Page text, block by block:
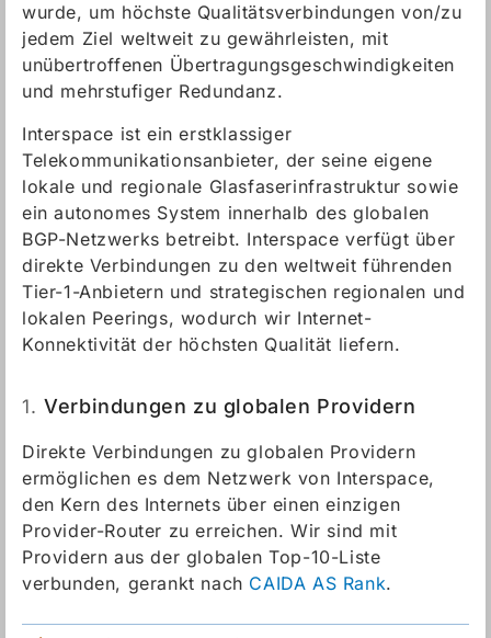
wurde, um höchste Qualitätsverbindungen von/zu
jedem Ziel weltweit zu gewährleisten, mit
unübertroffenen Übertragungsgeschwindigkeiten
und mehrstufiger Redundanz.
Interspace ist ein erstklassiger
Telekommunikationsanbieter, der seine eigene
lokale und regionale Glasfaserinfrastruktur sowie
ein autonomes System innerhalb des globalen
BGP-Netzwerks betreibt. Interspace verfügt über
direkte Verbindungen zu den weltweit führenden
Tier-1-Anbietern und strategischen regionalen und
lokalen Peerings, wodurch wir Internet-
Konnektivität der höchsten Qualität liefern.
1. Verbindungen zu globalen Providern
Direkte Verbindungen zu globalen Providern
ermöglichen es dem Netzwerk von Interspace,
den Kern des Internets über einen einzigen
Provider-Router zu erreichen. Wir sind mit
Providern aus der globalen Top-10-Liste
verbunden, gerankt nach CAIDA AS Rank.